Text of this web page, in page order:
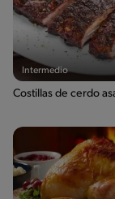
Intermedio
Costillas de cerdo